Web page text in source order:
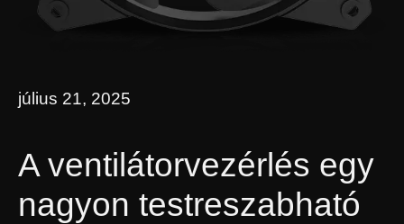
július 21, 2025
A ventilátorvezérlés egy
nagyon testreszabható